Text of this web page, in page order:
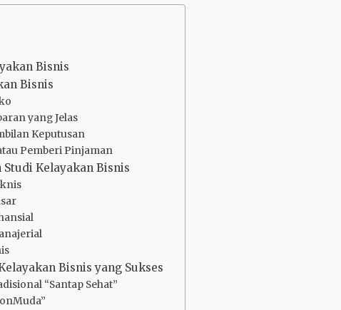
Bisnis
Bisnis
yang Jelas
Keputusan
Pemberi Pinjaman
Studi Kelayakan Bisnis
Bisnis yang Sukses
“Santap Sehat”